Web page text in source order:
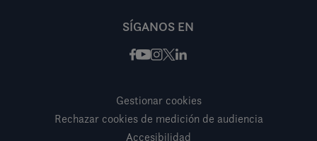
SÍGANOS EN
Facebook
Youtube
Instagram
X / Twitter
LinkedIn
Gestionar cookies
Rechazar cookies de medición de audiencia
Accesibilidad